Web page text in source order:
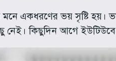
একধরণের ভয় সৃষ্টি হয়।
নেই। কিছুদিন আগে